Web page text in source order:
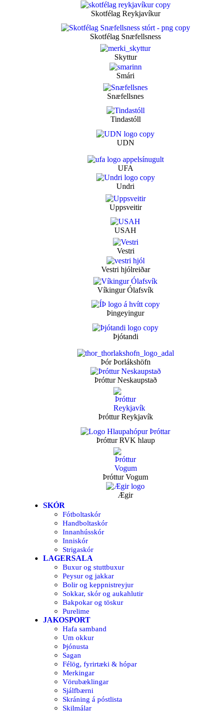
Skotfélag Reykjavíkur
Skotfélag Snæfellsness
Skyttur
Smári
Snæfellsnes
Tindastóll
UDN
UFA
Undri
Uppsveitir
USAH
Vestri
Vestri hjólreiðar
Víkingur Ólafsvík
Þingeyingur
Þjótandi
Þór Þorlákshöfn
Þróttur Neskaupstað
Þróttur Reykjavík
Þróttur RVK hlaup
Þróttur Vogum
Ægir
SKÓR
Fótboltaskór
Handboltaskór
Innanhússkór
Inniskór
Strigaskór
LAGERSALA
Buxur og stuttbuxur
Peysur og jakkar
Bolir og keppnistreyjur
Sokkar, skór og aukahlutir
Bakpokar og töskur
Purelime
JAKOSPORT
Hafa samband
Um okkur
Þjónusta
Sagan
Félög, fyrirtæki & hópar
Merkingar
Vörubæklingar
Sjálfbærni
Skráning á póstlista
Skilmálar